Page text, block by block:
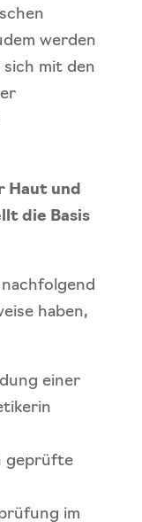
werden
mit den
Haut und
die Basis
haben,
einer
geprüfte
im